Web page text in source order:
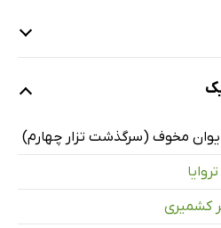
مخوف (سرگذشت تزار چهارم)
کشمیری